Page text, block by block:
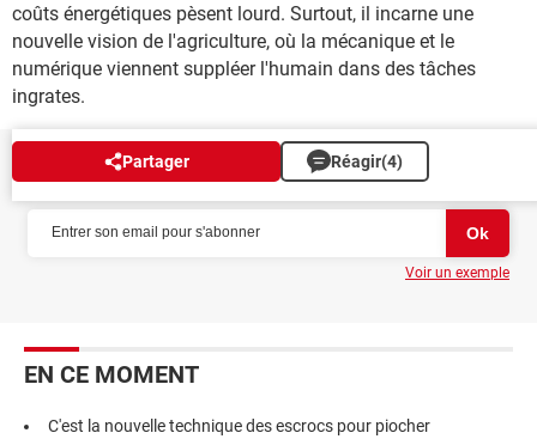
coûts énergétiques pèsent lourd. Surtout, il incarne une
nouvelle vision de l'agriculture, où la mécanique et le
numérique viennent suppléer l'humain dans des tâches
ingrates.
Partager Réagir(4)
NEWSLETTER
Voir un exemple
EN CE MOMENT
C'est la nouvelle technique des escrocs pour piocher